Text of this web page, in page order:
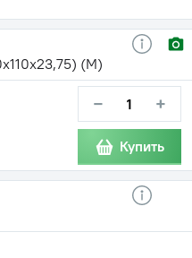
(М)
− +
Купить